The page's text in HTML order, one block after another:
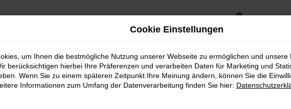
0
Cookie Einstellungen
um Ihnen die bestmögliche Nutzung unserer Webseite zu ermöglichen und unsere
berücksichtigen hierbei Ihre Präferenzen und verarbeiten Daten für Marketing und
Wenn Sie zu einem späteren Zeitpunkt Ihre Meinung ändern, können Sie die
Informationen zum Umfang der Datenverarbeitung finden Sie hier: